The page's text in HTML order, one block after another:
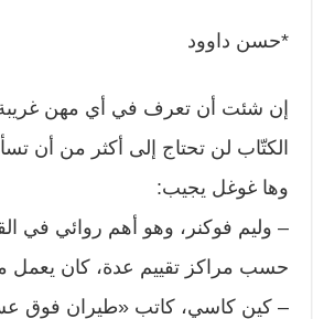
*حسن داوود
إن شئت أن تعرف في أي مهن غريبة
الكتّاب لن تحتاج إلى أكثر من أن
وها غوغل يجيب:
– وليم فوكنر، وهو أهم روائي في
حسب مراكز تقييم عدة، كان يعمل
– كين كاسي، كاتب «طيران فوق